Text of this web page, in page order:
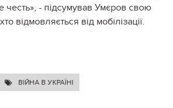
честь», - підсумував Умєров свою
відмовляється від мобілізації.
ВІЙНА В УКРАЇНІ